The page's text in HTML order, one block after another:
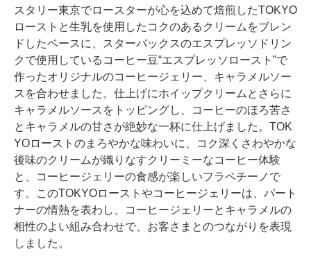
スタリー東京でロースターが心を込めて焙煎したTOKYO
ローストと生乳を使用したコクのあるクリームをブレン
ドしたベースに、スターバックスのエスプレッソドリン
クで使用しているコーヒー豆“エスプレッソロースト”で
作ったオリジナルのコーヒージェリー、キャラメルソー
スを合わせました。仕上げにホイップクリームとさらに
キャラメルソースをトッピングし、コーヒーのほろ苦さ
とキャラメルの甘さが絶妙な一杯に仕上げました。TOK
YOローストのまろやかな味わいに、コク深くさわやかな
後味のクリームが織りなすクリーミーなコーヒー体験
と、コーヒージェリーの食感が楽しいフラペチーノで
す。このTOKYOローストやコーヒージェリーは、パート
ナーの情熱を表わし、コーヒージェリーとキャラメルの
相性のよい組み合わせで、お客さまとのつながりを表現
しました。